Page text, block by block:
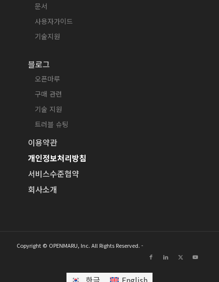
문서
사용자가이드
기술지원
블로그
오픈마루
구매 관련
기술 지원
트러블 슈팅
이용약관
개인정보처리방침
서비스수준협약
회사소개
Copyright © OPENMARU, Inc. All Rights Reserved. -